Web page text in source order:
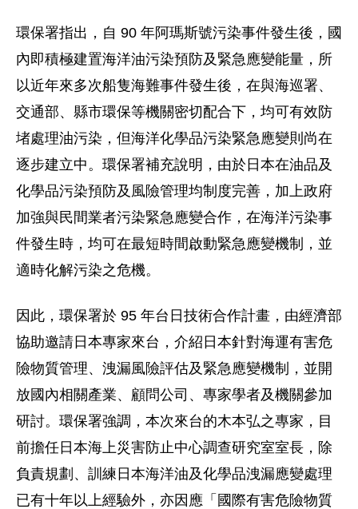
環保署指出，自 90 年阿瑪斯號污染事件發生後，國
內即積極建置海洋油污染預防及緊急應變能量，所
以近年來多次船隻海難事件發生後，在與海巡署、
交通部、縣市環保等機關密切配合下，均可有效防
堵處理油污染，但海洋化學品污染緊急應變則尚在
逐步建立中。環保署補充說明，由於日本在油品及
化學品污染預防及風險管理均制度完善，加上政府
加強與民間業者污染緊急應變合作，在海洋污染事
件發生時，均可在最短時間啟動緊急應變機制，並
適時化解污染之危機。
因此，環保署於 95 年台日技術合作計畫，由經濟部
協助邀請日本專家來台，介紹日本針對海運有害危
險物質管理、洩漏風險評估及緊急應變機制，並開
放國內相關產業、顧問公司、專家學者及機關參加
研討。環保署強調，本次來台的木本弘之專家，目
前擔任日本海上災害防止中心調查研究室室長，除
負責規劃、訓練日本海洋油及化學品洩漏應變處理
已有十年以上經驗外，亦因應「國際有害危險物質